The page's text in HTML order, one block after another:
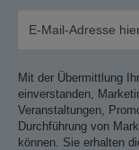
Mit der Übermittlung
einverstanden,
Veranstaltungen,
Durchführung von
können. Sie erhalten